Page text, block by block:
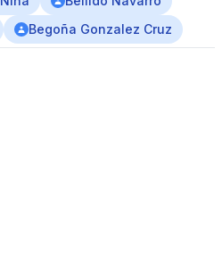
Begoña Gonzalez Cruz